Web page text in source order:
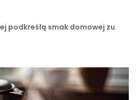
podkreślą smak domowej zu